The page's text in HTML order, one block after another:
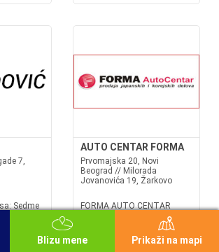
7,
Sedme
055-09-
AUTO CENTAR FORMA
Prvomajska 20, Novi
Beograd // Milorada
Jovanovića 19, Žarkovo
FORMA AUTO CENTAR
Forma auto centar d.o.o. je
specijalizovno za uvoz,
distribuciju i malaoprodaju
Blizu mene Prikaži na mapi